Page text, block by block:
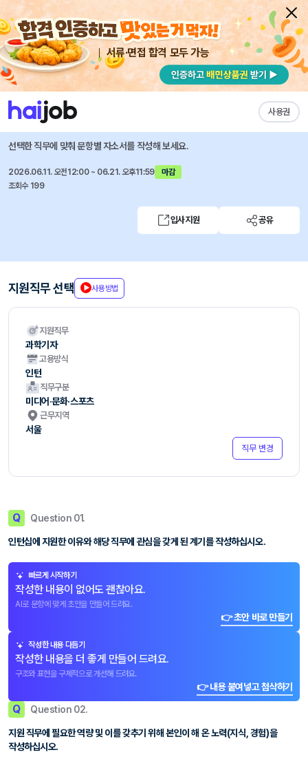
서류·면접 합격 모두 가능
사용권
채용공고 자소서 자유항목 자소서 내 작성목록
YTN 즐겨찾기
하계 체험형 인턴사원 모집
선택한 직무에 맞춰 문항별 자소서를 작성해 보세요.
2026.06.11. 오전12:00 ~ 06.21. 오후11:59
마감
조회수 199
입사지원 공유
지원직무 선택 사용방법
지원직무
과학기자
고용방식
인턴
직무구분
미디어·문화·스포츠
근무지역
서울
직무 변경
Q Question 01.
인턴십에 지원한 이유와 해당 직무에 관심을 갖게 된 계기를 작성하십시오.
빠르게 시작하기
작성한 내용이 없어도 괜찮아요.
AI로 문항에 맞게 초안을 만들어 드려요.
👉 초안 바로 만들기
작성한 내용 다듬기
작성한 내용을 더 좋게 만들어 드려요.
구조와 표현을 구체적으로 개선해 드려요.
👉 내용 붙여넣고 첨삭하기
Q Question 02.
지원 직무에 필요한 역량 및 이를 갖추기 위해 본인이 해 온 노력(지식, 경험)을
작성하십시오.